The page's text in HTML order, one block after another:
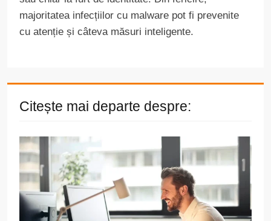
majoritatea infecțiilor cu malware pot fi prevenite
cu atenție și câteva măsuri inteligente.
Citește mai departe despre: